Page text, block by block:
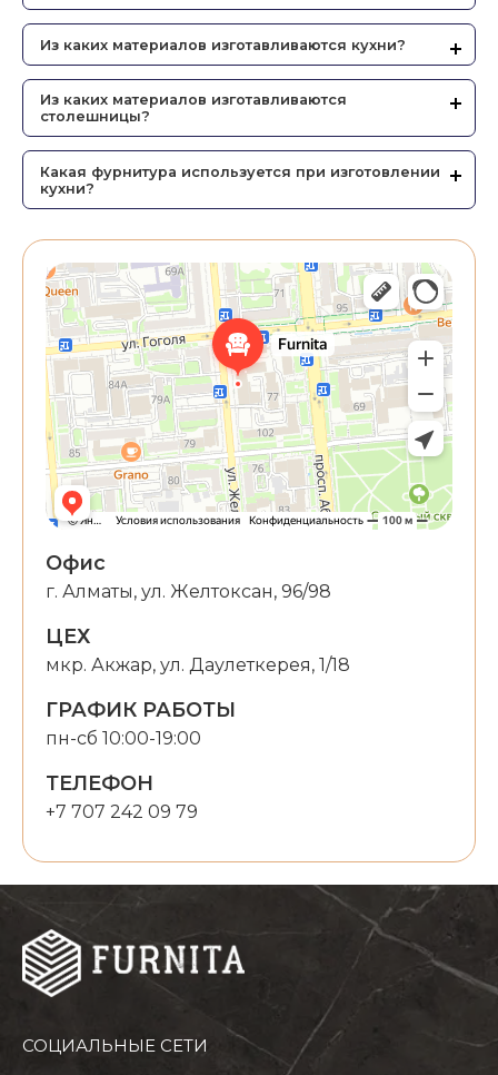
Из каких материалов изготавливаются кухни?
Из каких материалов изготавливаются
столешницы?
Какая фурнитура используется при изготовлении
кухни?
Кухни на заказ в Алматы - Furnita
Корпусная мебель в Алматы
Мебель для кухни в Алматы
Офис
г. Алматы, ул. Желтоксан, 96/98
ЦЕХ
мкр. Акжар, ул. Даулеткерея, 1/18
ГРАФИК РАБОТЫ
пн-сб 10:00-19:00
ТЕЛЕФОН
+7 707 242 09 79
СОЦИАЛЬНЫЕ СЕТИ